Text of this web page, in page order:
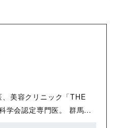
美容クリニック「THE
学会認定専門医。 群馬大